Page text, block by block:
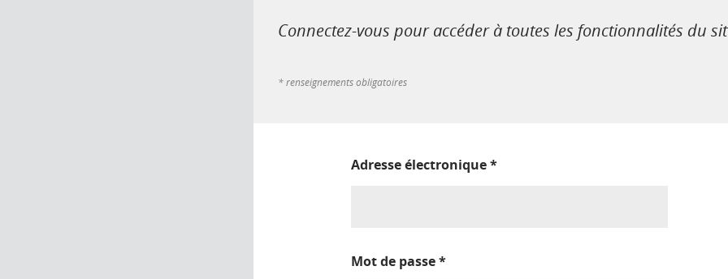
Connectez-vous pour accéder à toutes les fonctionnalités du
* renseignements obligatoires
Adresse électronique*
Mot de passe*